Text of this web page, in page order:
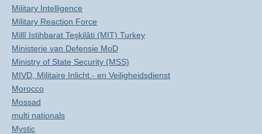
Military Intelligence
Military Reaction Force
Millî Istihbarat Teşkilâti (MIT) Turkey
Ministerie van Defensie MoD
Ministry of State Security (MSS)
MIVD, Militaire Inlicht.- en Veiligheidsdienst
Morocco
Mossad
multi nationals
Mystic